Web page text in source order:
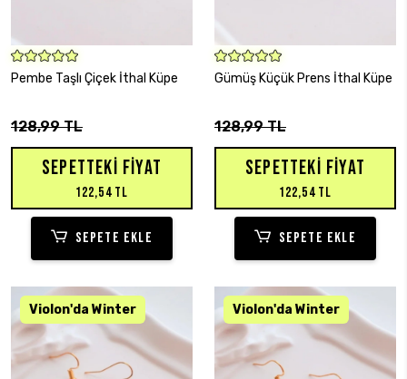
SEPETE EKLE
Pembe Taşlı Çiçek İthal Küpe
128,99 TL
SEPETTEKI FIYAT
122,54 TL
SEPETE EKLE
SEPETE EKLE
Gümüş Küçük Prens İthal Küpe
128,99 TL
SEPETTEKI FIYAT
122,54 TL
SEPETE EKLE